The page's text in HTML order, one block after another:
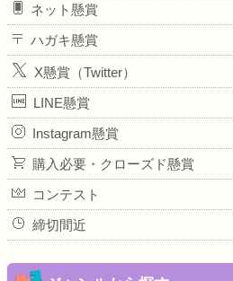
ネット懸賞
ハガキ懸賞
X懸賞（Twitter）
LINE懸賞
Instagram懸賞
購入必要・クローズド懸賞
コンテスト
締切間近